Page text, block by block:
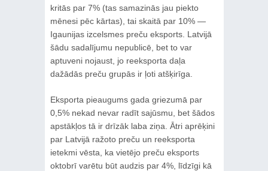
kritās par 7% (tas samazinās jau piekto
mēnesi pēc kārtas), tai skaitā par 10% —
Igaunijas izcelsmes preču eksports. Latvijā
šādu sadalījumu nepublicē, bet to var
aptuveni nojaust, jo reeksporta daļa
dažādās preču grupās ir ļoti atšķirīga.
Eksporta pieaugums gada griezumā par
0,5% nekad nevar radīt sajūsmu, bet šādos
apstākļos tā ir drīzāk laba ziņa. Ātri aprēķini
par Latvijā ražoto preču un reeksporta
ietekmi vēsta, ka vietējo preču eksports
oktobrī varētu būt audzis par 4%, līdzīgi kā